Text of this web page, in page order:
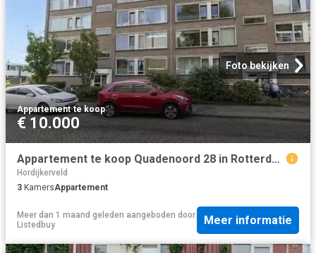
Foto bekijken
Appartement·te koop
€ 10.000
Appartement te koop Quadenoord 28 in Rotterdam voor € 235.000
Hordijkerveld
3 KamersAppartement
Meer dan 1 maand geleden aangeboden door
Listedbuy
Meer informatie